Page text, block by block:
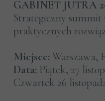
GABINET JUTRA
Strategiczny summit
praktycznych
Miejsce: Warszawa,
Data: Piątek, 27
Czwartek 26